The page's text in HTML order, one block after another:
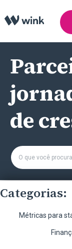
de
Categorias:
Métricas para